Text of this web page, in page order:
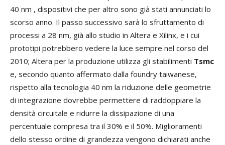
40 nm , dispositivi che per altro sono già stati annunciati lo
scorso anno. Il passo successivo sarà lo sfruttamento di
processi a 28 nm, già allo studio in Altera e Xilinx, e i cui
prototipi potrebbero vedere la luce sempre nel corso del
2010; Altera per la produzione utilizza gli stabilimenti Tsmc
e, secondo quanto affermato dalla foundry taiwanese,
rispetto alla tecnologia 40 nm la riduzione delle geometrie
di integrazione dovrebbe permettere di raddoppiare la
densità circuitale e ridurre la dissipazione di una
percentuale compresa tra il 30% e il 50%. Miglioramenti
dello stesso ordine di grandezza vengono dichiarati anche